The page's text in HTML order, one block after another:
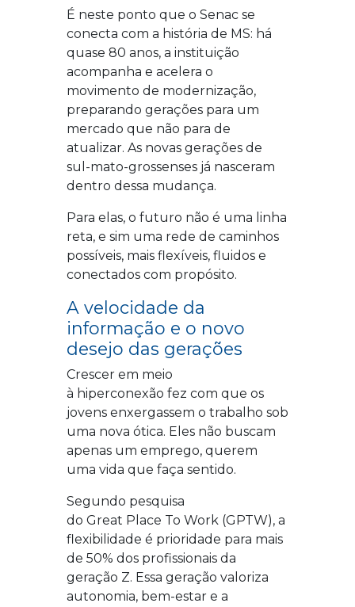
É neste ponto que o Senac se
conecta com a história de MS: há
quase 80 anos, a instituição
acompanha e acelera o
movimento de modernização,
preparando gerações para um
mercado que não para de
atualizar. As novas gerações de
sul-mato-grossenses já nasceram
dentro dessa mudança.
Para elas, o futuro não é uma linha
reta, e sim uma rede de caminhos
possíveis, mais flexíveis, fluidos e
conectados com propósito.
A velocidade da
informação e o novo
desejo das gerações
Crescer em meio
à hiperconexão fez com que os
jovens enxergassem o trabalho sob
uma nova ótica. Eles não buscam
apenas um emprego, querem
uma vida que faça sentido.
Segundo pesquisa
do Great Place To Work (GPTW), a
flexibilidade é prioridade para mais
de 50% dos profissionais da
geração Z. Essa geração valoriza
autonomia, bem-estar e a